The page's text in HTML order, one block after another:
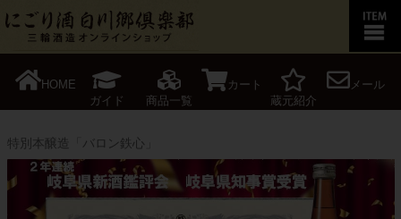
HOME
ガイド
商品一覧
カート
蔵元紹介
メール
特別本醸造「バロン鉄心」